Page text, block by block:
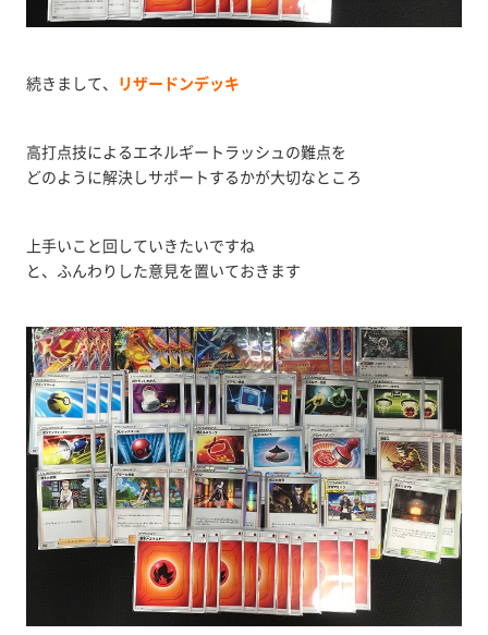
続きまして、 リザードンデッキ
高打点技によるエネルギートラッシュの難点を
どのように解決しサポートするかが大切なところ
上手いこと回していきたいですね
と、ふんわりした意見を置いておきます